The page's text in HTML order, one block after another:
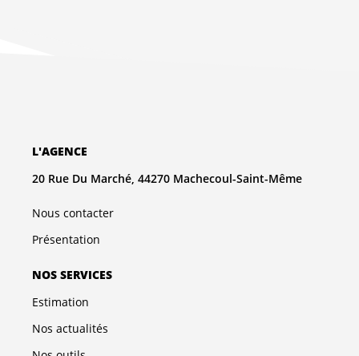
L'AGENCE
20 Rue Du Marché, 44270 Machecoul-Saint-Même
Nous contacter
Présentation
NOS SERVICES
Estimation
Nos actualités